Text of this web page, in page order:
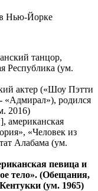
Нью-Йорке
танцор,
Республика (ум.
актер («Шоу Пэтти
«Адмирал»), родился
2016)
американская
«Человек из
Алабама (ум.
певица и
тело». (Обещания,
(ум. 1965)